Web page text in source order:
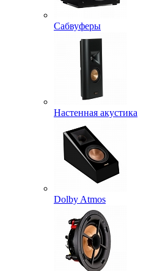
Сабвуферы
Настенная акустика
Dolby Atmos